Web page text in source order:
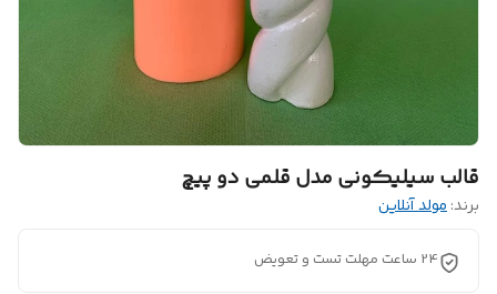
قالب سیلیکونی مدل قلمی دو پیچ
برند:مولد آنلاین
24 ساعت مهلت تست و تعویض